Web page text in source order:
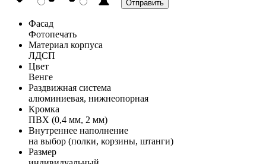
Фасад
Фотопечать
Материал корпуса
ЛДСП
Цвет
Венге
Раздвижная система
алюминиевая, нижнеопорная
Кромка
ПВХ (0,4 мм, 2 мм)
Внутреннее наполнение
на выбор (полки, корзины, штанги)
Размер